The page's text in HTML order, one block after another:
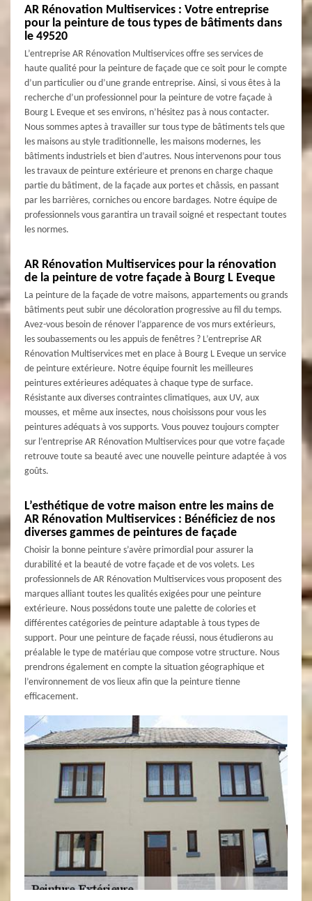
AR Rénovation Multiservices : Votre entreprise
pour la peinture de tous types de bâtiments dans
le 49520
L’entreprise AR Rénovation Multiservices offre ses services de
haute qualité pour la peinture de façade que ce soit pour le compte
d’un particulier ou d’une grande entreprise. Ainsi, si vous êtes à la
recherche d’un professionnel pour la peinture de votre façade à
Bourg L Eveque et ses environs, n’hésitez pas à nous contacter.
Nous sommes aptes à travailler sur tous type de bâtiments tels que
les maisons au style traditionnelle, les maisons modernes, les
bâtiments industriels et bien d’autres. Nous intervenons pour tous
les travaux de peinture extérieure et prenons en charge chaque
partie du bâtiment, de la façade aux portes et châssis, en passant
par les barrières, corniches ou encore bardages. Notre équipe de
professionnels vous garantira un travail soigné et respectant toutes
les normes.
AR Rénovation Multiservices pour la rénovation
de la peinture de votre façade à Bourg L Eveque
La peinture de la façade de votre maisons, appartements ou grands
bâtiments peut subir une décoloration progressive au fil du temps.
Avez-vous besoin de rénover l’apparence de vos murs extérieurs,
les soubassements ou les appuis de fenêtres ? L’entreprise AR
Rénovation Multiservices met en place à Bourg L Eveque un service
de peinture extérieure. Notre équipe fournit les meilleures
peintures extérieures adéquates à chaque type de surface.
Résistante aux diverses contraintes climatiques, aux UV, aux
mousses, et même aux insectes, nous choisissons pour vous les
peintures adéquats à vos supports. Vous pouvez toujours compter
sur l’entreprise AR Rénovation Multiservices pour que votre façade
retrouve toute sa beauté avec une nouvelle peinture adaptée à vos
goûts.
L’esthétique de votre maison entre les mains de
AR Rénovation Multiservices : Bénéficiez de nos
diverses gammes de peintures de façade
Choisir la bonne peinture s’avère primordial pour assurer la
durabilité et la beauté de votre façade et de vos volets. Les
professionnels de AR Rénovation Multiservices vous proposent des
marques alliant toutes les qualités exigées pour une peinture
extérieure. Nous possédons toute une palette de colories et
différentes catégories de peinture adaptable à tous types de
support. Pour une peinture de façade réussi, nous étudierons au
préalable le type de matériau que compose votre structure. Nous
prendrons également en compte la situation géographique et
l’environnement de vos lieux afin que la peinture tienne
efficacement.